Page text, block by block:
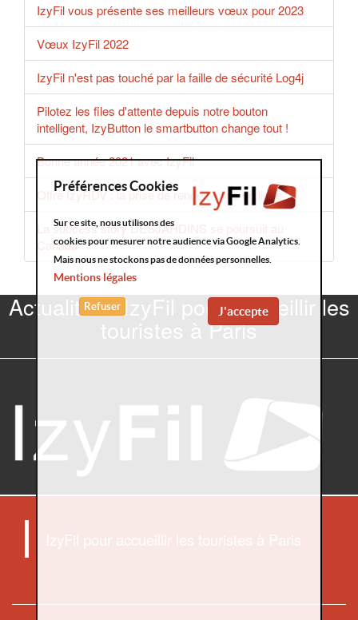
IzyFil vous présente ses meilleurs vœux pour 2023
Vœux IzyFil 2022
IzyFil n'est pas touché par la faille de sécurité Log4j
Pilotez les files d'attente depuis notre bouton
intelligent, IzyButton le smartbutton change tout !
Bonne année 2021 avec IzyFil
Offre IzyRDV : la prise de rendez-vous en ligne
La success story DESJARDINS se poursuit au
Canada
Actualités : IzyFil pour accueillir les
touristes à Paris
IzyFil pour accueillir les touristes à Paris
Préférences Cookies
Sur ce site, nous utilisons des
cookies pour mesurer notre audience via Google Analytics.
Mais nous ne stockons pas de données personnelles.
Mentions légales
J'accepte
Refuser